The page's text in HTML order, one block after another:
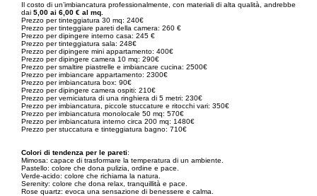
Il costo di un’imbiancatura professionalmente, con materiali di alta qualità, andrebbe
dai 5,00 ai 6,00 € al mq.
Prezzo per tinteggiatura 30 mq: 240€
Prezzo per tinteggiare pareti della camera: 260 €
Prezzo per dipingere interno casa: 245 €
Prezzo per tinteggiatura sala: 248€
Prezzo per dipingere mini appartamento: 400€
Prezzo per dipingere camera 10 mq: 290€
Prezzo per smaltire piastrelle e imbiancare cucina: 2500€
Prezzo per imbiancare appartamento: 2300€
Prezzo per imbiancatura box: 90€
Prezzo per dipingere camera ospiti: 210€
Prezzo per verniciatura di una ringhiera di 5 metri: 230€
Prezzo per imbiancatura, piccole stuccature e ritocchi vari: 350€
Prezzo per imbiancatura monolocale 50 mq: 570€
Prezzo per imbiancatura interno circa 200 mq: 1480€
Prezzo per stuccatura e tinteggiatura bagno: 710€
Colori di tendenza per le pareti:
Mimosa: capace di trasformare la temperatura di un ambiente.
Pastello: colore che dona pulizia, ordine e pace.
Verde-acido: colore che richiama la natura.
Serenity: colore che dona relax, tranquillità e pace.
Rose quartz: evoca una sensazione di benessere e calma.